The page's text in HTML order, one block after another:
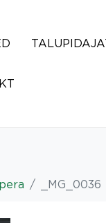
_MG_0036